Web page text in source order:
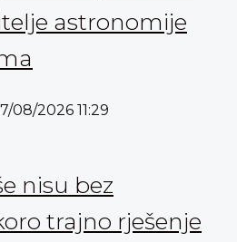
astronomije
08/2026 11:29
nisu bez
trajno rješenje